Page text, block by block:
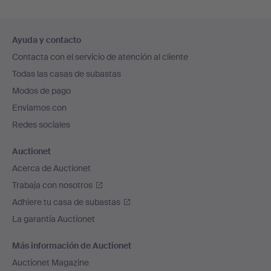
en
el
pie
de
página
Ayuda y contacto
Contacta con el servicio de atención al cliente
Todas las casas de subastas
Modos de pago
Enviamos con
Redes sociales
Auctionet
Acerca de Auctionet
Trabaja con nosotros
Adhiere tu casa de subastas
La garantía Auctionet
Más información de Auctionet
Auctionet Magazine